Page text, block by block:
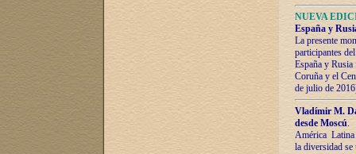
NUEVA
España y
La presente
participantes
España y
Coruña y el
de julio de
Vladímir М.
desde Moscú.
América Latina
la diversidad